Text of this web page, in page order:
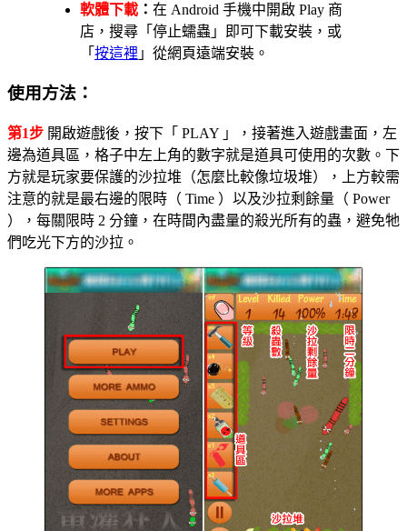
軟體下載 ： 在 Android 手機中開啟 Play 商
店，搜尋「停止蠕蟲」即可下載安裝，或
「 按這裡 」從網頁遠端安裝。
使用方法：
第1步 開啟遊戲後，按下「 PLAY 」，接著進入遊戲畫面，左
邊為道具區，格子中左上角的數字就是道具可使用的次數。下
方就是玩家要保護的沙拉堆（怎麼比較像垃圾堆），上方較需
注意的就是最右邊的限時（ Time ）以及沙拉剩餘量（ Power
），每關限時 2 分鐘，在時間內盡量的殺光所有的蟲，避免牠
們吃光下方的沙拉。